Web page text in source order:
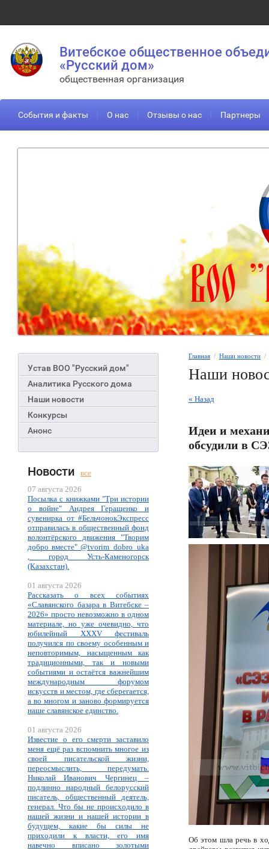
Витебское общественное
«Русский дом»
общественная организация
События и факты О нас Отзывы о нас Партнеры
Устав ВОО "Русский дом"
Аналитика Русского дома
Наши новости
Конкурсы
Анонс
Новости
все
07 августа 2026
Посылка с книжками "Три истории
о войне" Андрея Геращенко и
сувенирка от #БельчонокЭкспресс
отправилась в общественный фонд
волонтёрского движения "Творим
добро вместе" @tvorim_dobro_uka
, город Усть-Каменогорск
(Казахстан).
01 августа 2026
Рассказать о всех событиях
«Славянского базара в Витебске –
2026» просто невозможно в одном
материале, но уже очевидно, что
юбилейный XXXV фестиваль
получился по своему особенным и
неповторимым, насыщенным как
традиционными, так и новыми
событиями и остаётся важнейшим
международным форумом
искусств и местом, где сберегается,
а во многом и заново формируется
наше славянское единство.
01 августа 2026
Известие о его смерти заставило
меня ещё раз вспомнить многое из
своей писательской жизни,
переосмыслить, передумать.
Николай Иванович Чергинец –
подлинно народный белорусский
писатель, общественный деятель,
генерал. Что бы не происходило в
нашей жизни и нашей истории в
будущем, какие бы силы не
приходили к власти, его имя
навечно вписано золотыми
Главная
  /
Наши новости
Наши
« Назад
Идеи и
обсудили в
Об этом шла речь в